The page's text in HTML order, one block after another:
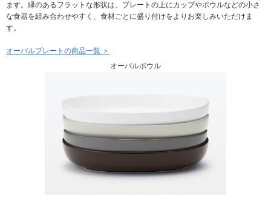
ます。縁のあるフラットな形状は、プレートの上にカップやボウルなどの小さ
な食器を組み合わせやすく、食材ごとに盛り付けをよりお楽しみいただけま
す。
オーバルプレートの商品一覧 ＞
オーバルボウル